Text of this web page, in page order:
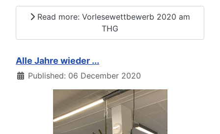
Read more: Vorlesewettbewerb 2020 am
THG
Alle Jahre wieder ...
DetailsPublished: 06 December 2020